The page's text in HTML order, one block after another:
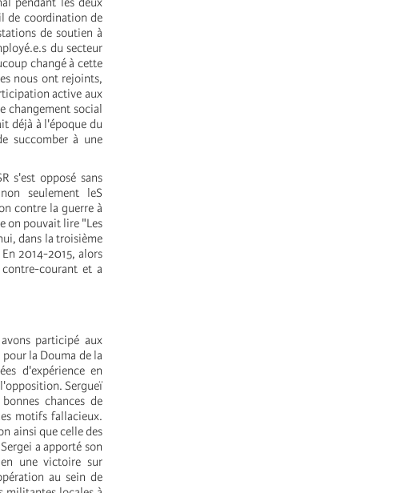
de coordination de
de soutien à
du secteur
changé à cette
nous ont rejoints,
active aux
changement social
déjà à l'époque du
succomber à une
s'est opposé sans
seulement leS
contre la guerre à
on pouvait lire "Les
dans la troisième
2014-2015, alors
courant et a
participé aux
la Douma de la
d'expérience en
Sergueï
chances de
motifs fallacieux.
ainsi que celle des
a apporté son
une victoire sur
au sein de